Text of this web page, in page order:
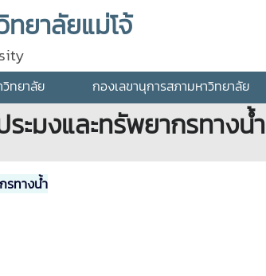
ยาลัยแม่โจ้
ทยาลัย กองเลขานุการสภามหาวิทยาลัย
ะมงและทรัพยากรทางน้ำ
รทางน้ำ